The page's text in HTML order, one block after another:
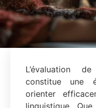
L’évaluation
constitue une
orienter